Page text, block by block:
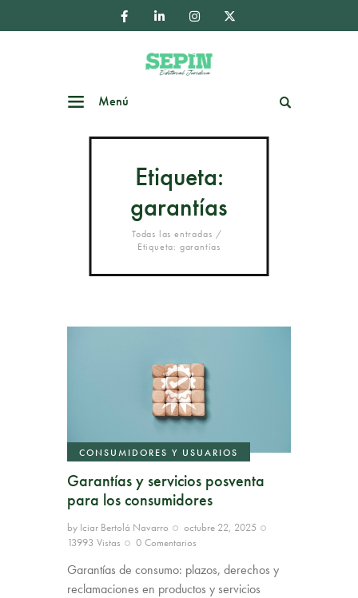
Menú
Etiqueta:
garantías
Todas las entradas
Etiqueta: garantías
CONSUMIDORES Y USUARIOS
Garantías y servicios posventa
para los consumidores
by Iciar Bertolá Navarro
octubre 22, 2025
13993 Vistas 0 Comentarios
Garantías de consumo: plazos, derechos y
reclamaciones en productos y servicios